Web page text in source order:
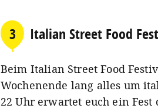
3 Italian Street Food
Beim Italian Street Food
Wochenende lang alles um
22 Uhr erwartet euch ein